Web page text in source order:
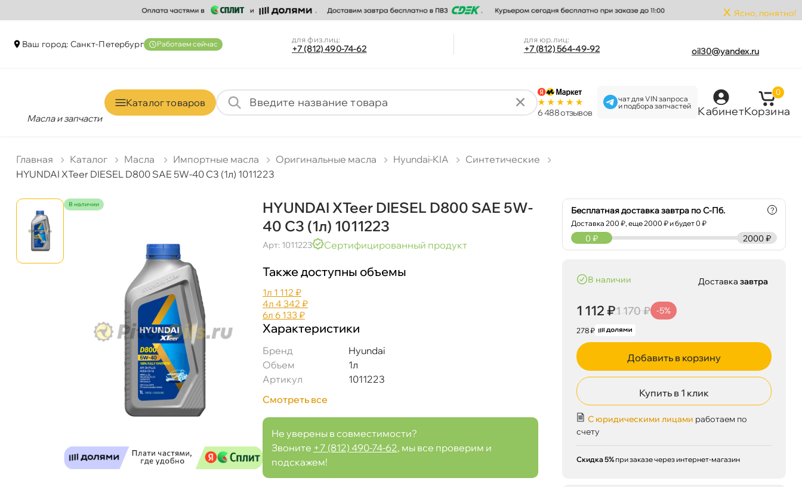
x Ясно, понятно!
аш город: Санкт-Петербур Работаем сейчас для физ.лиц:
+7 (812) 490-74-62
для юр.лиц:
+7 (812) 564-49-92 oil30@yandex.ru
Масла и запчасти
Каталог товаро
6 488 отзыво
чат для VIN запроса
и подбора запчастей
Кабинет
0
Корзина
Главная Катало Масла Импортные масла Оригинальные масла Hyundai-KIA
Синтетические
HYUNDAI XTeer DIESEL D800 SAE 5W-40 C3 (1л) 1011223
наличии
HYUNDAI XTeer DIESEL D800 SAE 5W-
40 C3 (1л) 1011223
Арт: 1011223 Сертифицированный продукт
Также доступны объемы
1л 1 112 ₽
4л 4 342 ₽
6л 6 133 ₽
Характеристики
Бренд
Hyundai
Объем
1л
Артикул
1011223
Смотреть все
Не уверены в совместимости?
Звоните +7 (812) 490-74-62, мы все проверим и
подскажем!
Бесплатная доставка завтра по С-Пб.
Доставка200 ₽, еще2000 ₽ и будет 0 ₽
?
2000 ₽
0 ₽
наличии
1 112 ₽1 170 ₽ -5%
278 ₽
Доставказавтра
Добавить в корзину
Купить в 1 клик
С юридическими лицами работаем по
счету
Скидка 5% при заказе через интернет-магазин